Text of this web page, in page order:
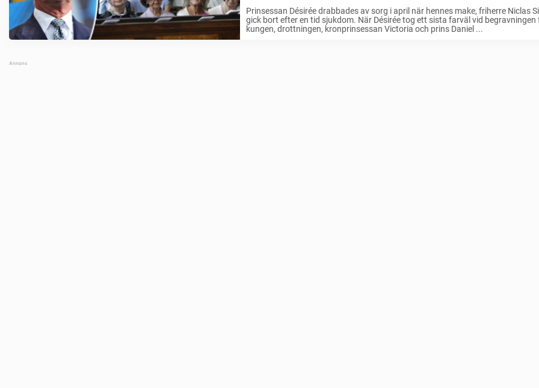
Prinsessan Désirée drabbades av sorg i april när hennes make, friherre Niclas
gick bort efter en tid sjukdom. När Désirée tog ett sista farväl vid begravningen
kungen, drottningen, kronprinsessan Victoria och prins Daniel ...